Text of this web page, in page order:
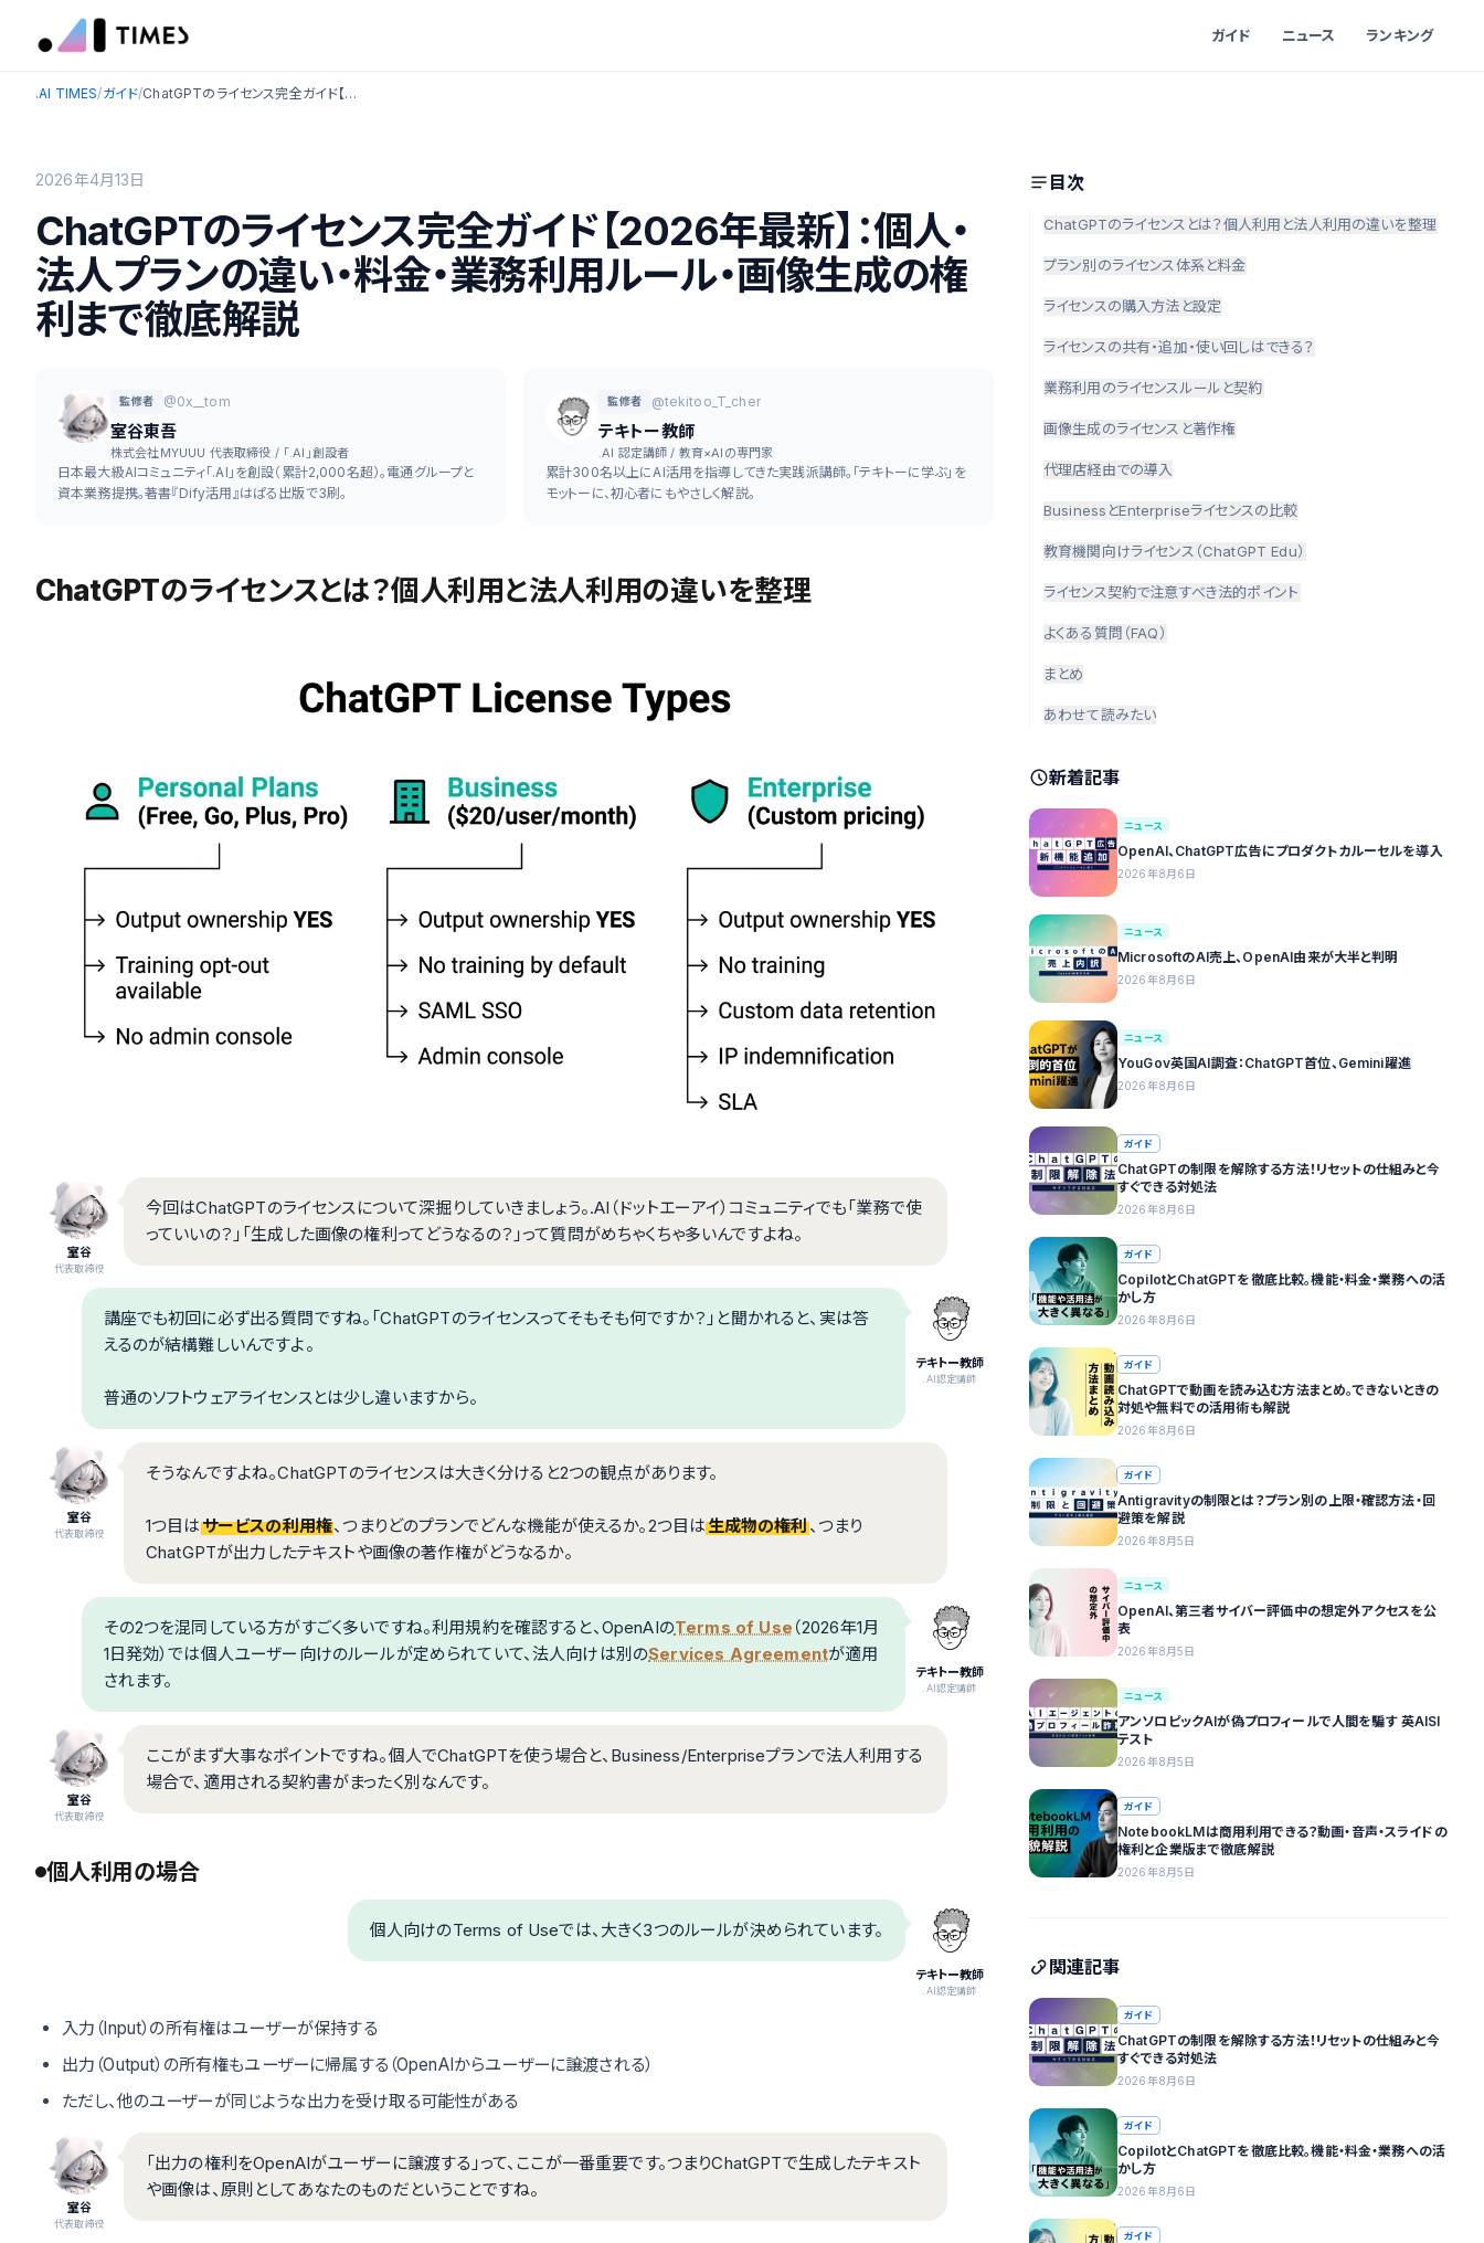
ガイド ニュース ランキング
.AI TIMES/ガイド/ ChatGPTのライセンス完全ガイド【2026年最新】：個人・法人プランの違い・料金・業務利用ルール・画像生成の権利まで徹底解説
2026年4月13日
ChatGPTのライセンス完全ガイド【2026年最新】：個人・
法人プランの違い・料金・業務利用ルール・画像生成の権
利まで徹底解説
監修者 @0x__tom
室谷東吾
株式会社MYUUU 代表取締役 / 「.AI」創設者
日本最大級AIコミュニティ「.AI」を創設（累計2,000名超）。電通グループと
資本業務提携。著書『Dify活用』はぱる出版で3刷。
監修者 @tekitoo_T_cher
テキトー教師
.AI 認定講師 / 教育×AIの専門家
累計300名以上にAI活用を指導してきた実践派講師。「テキトーに学ぶ」を
モットーに、初心者にもやさしく解説。
ChatGPTのライセンスとは？個人利用と法人利用の違いを整理
室谷
代表取締役
今回はChatGPTのライセンスについて深掘りしていきましょう。.AI（ドットエーアイ）コミュニティでも「業務で使
っていいの？」「生成した画像の権利ってどうなるの？」って質問がめちゃくちゃ多いんですよね。
テキトー教師
.AI認定講師
講座でも初回に必ず出る質問ですね。「ChatGPTのライセンスってそもそも何ですか？」と聞かれると、実は答
えるのが結構難しいんですよ。
普通のソフトウェアライセンスとは少し違いますから。
室谷
代表取締役
そうなんですよね。ChatGPTのライセンスは大きく分けると2つの観点があります。
1つ目はサービスの利用権、つまりどのプランでどんな機能が使えるか。2つ目は生成物の権利、つまり
ChatGPTが出力したテキストや画像の著作権がどうなるか。
テキトー教師
.AI認定講師
その2つを混同している方がすごく多いですね。利用規約を確認すると、OpenAIのTerms of Use （2026年1月
1日発効）では個人ユーザー向けのルールが定められていて、法人向けは別のServices Agreementが適用
されます。
室谷
代表取締役
ここがまず大事なポイントですね。個人でChatGPTを使う場合と、Business/Enterpriseプランで法人利用する
場合で、適用される契約書がまったく別なんです。
個人利用の場合
テキトー教師
.AI認定講師
個人向けのTerms of Useでは、大きく3つのルールが決められています。
入力（Input）の所有権はユーザーが保持する
出力（Output）の所有権もユーザーに帰属する（OpenAIからユーザーに譲渡される）
ただし、他のユーザーが同じような出力を受け取る可能性がある
室谷
代表取締役
「出力の権利をOpenAIがユーザーに譲渡する」って、ここが一番重要です。つまりChatGPTで生成したテキスト
や画像は、原則としてあなたのものだということですね。
目次
ChatGPTのライセンスとは？個人利用と法人利用の違いを整理
プラン別のライセンス体系と料金
ライセンスの購入方法と設定
ライセンスの共有・追加・使い回しはできる？
業務利用のライセンスルールと契約
画像生成のライセンスと著作権
代理店経由での導入
BusinessとEnterpriseライセンスの比較
教育機関向けライセンス（ChatGPT Edu）
ライセンス契約で注意すべき法的ポイント
よくある質問（FAQ）
まとめ
あわせて読みたい
新着記事
ニュース
OpenAI、ChatGPT広告にプロダクトカルーセルを導入
2026年8月6日
ニュース
MicrosoftのAI売上、OpenAI由来が大半と判明
2026年8月6日
ニュース
YouGov英国AI調査：ChatGPT首位、Gemini躍進
2026年8月6日
ガイド
ChatGPTの制限を解除する方法！リセットの仕組みと今
すぐできる対処法
2026年8月6日
ガイド
CopilotとChatGPTを徹底比較。機能・料金・業務への活
かし方
2026年8月6日
ガイド
ChatGPTで動画を読み込む方法まとめ。できないときの
対処や無料での活用術も解説
2026年8月6日
ガイド
Antigravityの制限とは？プラン別の上限・確認方法・回
避策を解説
2026年8月5日
ニュース
OpenAI、第三者サイバー評価中の想定外アクセスを公
表
2026年8月5日
ニュース
アンソロピックAIが偽プロフィールで人間を騙す 英AISI
テスト
2026年8月5日
ガイド
NotebookLMは商用利用できる？動画・音声・スライドの
権利と企業版まで徹底解説
2026年8月5日
関連記事
ガイド
ChatGPTの制限を解除する方法！リセットの仕組みと今
すぐできる対処法
2026年8月6日
ガイド
CopilotとChatGPTを徹底比較。機能・料金・業務への活
かし方
2026年8月6日
ガイド